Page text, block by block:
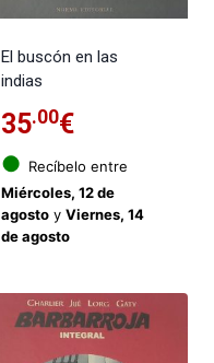
El buscón en las
indias
35.00€
● Recíbelo entre
Miércoles, 12 de
agostoy Viernes, 14
de agosto